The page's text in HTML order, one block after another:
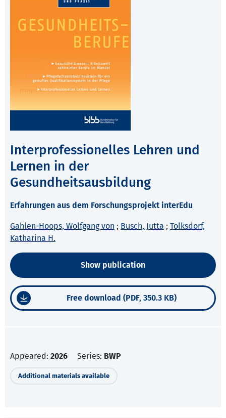
Interprofessionelles Lehren und
Lernen in der
Gesundheitsausbildung
Erfahrungen aus dem Forschungsprojekt interEdu
Gahlen-Hoops, Wolfgang von ; Busch, Jutta ; Tolksdorf,
Katharina H.
Show publication
Free download (PDF, 350.3 KB)
Appeared: 2026 Series: BWP
Additional materials available